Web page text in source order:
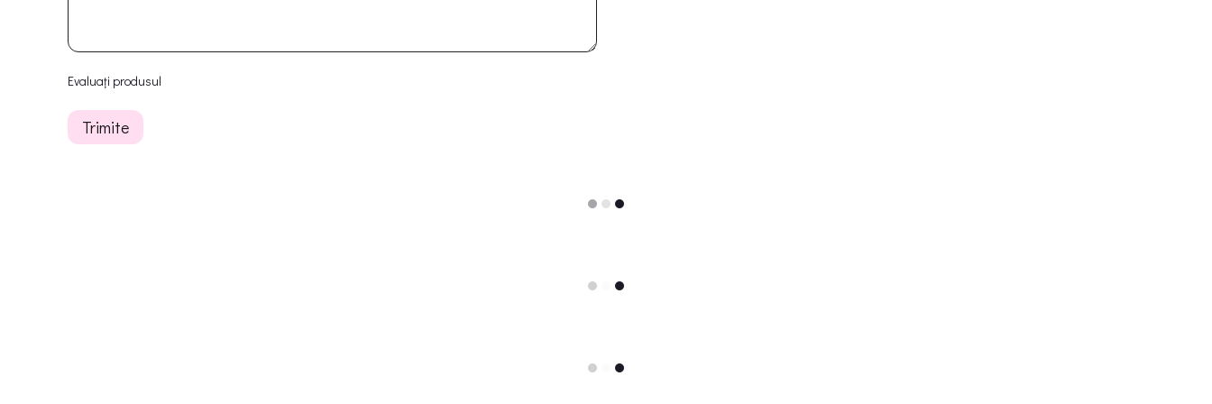
Evaluați produsul
Trimite